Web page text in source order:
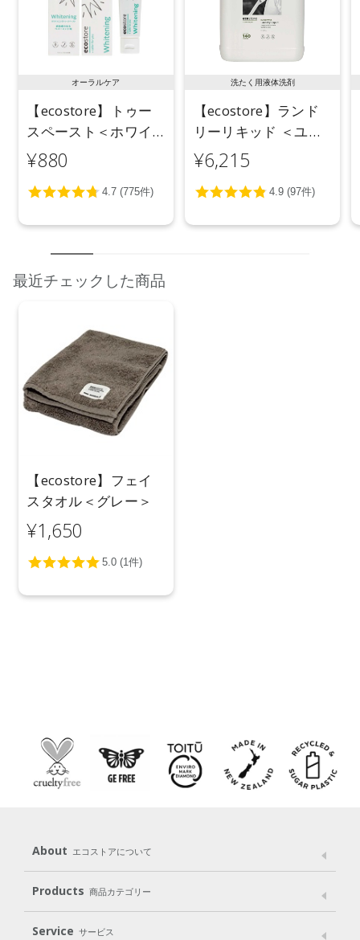
オーラルケア
【ecostore】トゥー
スペースト＜ホワイ
トニング＞ 100g
¥880
洗たく用液体洗剤
【ecostore】ランド
リーリキッド ＜ユー
カリ＞ 5L
¥6,215
最近チェックした商品
【ecostore】フェイ
スタオル＜グレー＞
¥1,650
About エコストアについて
メッセージ ブランドストーリー
パッケージへのこだわり
動物実験をしない
Products 商品カテゴリー
Laundry
Service サービス